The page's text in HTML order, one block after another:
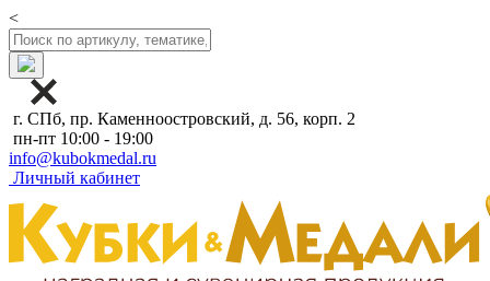
<
г. СПб, пр. Каменноостровский, д. 56, корп. 2
пн-пт 10:00 - 19:00
info@kubokmedal.ru
Личный кабинет